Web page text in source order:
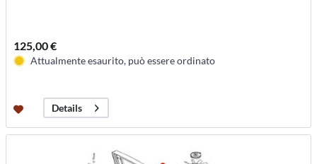
125,00 €
Attualmente esaurito, può essere ordinato
Details